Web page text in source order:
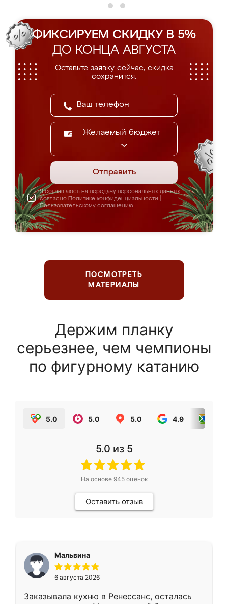
ФИКСИРУЕМ СКИДКУ В 5%
ДО КОНЦА АВГУСТА
Оставьте заявку сейчас, скидка
сохранится.
Желаемый бюджет
Отправить
Я соглашаюсь на передачу персональных данных
согласно Политике конфиденциальности
Пользовательскому соглашению
ПОСМОТРЕТЬ
МАТЕРИАЛЫ
Держим планку
серьезнее, чем чемпионы
по фигурному катанию
5.0 5.0 5.0 4.9
5.0 из 5
На основе 945оценок
Оставить отзыв
Мальвина
6 августа 2026
Заказывала кухню в Ренессанс, осталась